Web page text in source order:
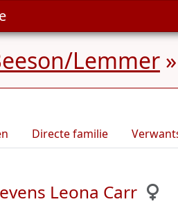
Lemmer »
Directe familie
Leona Carr